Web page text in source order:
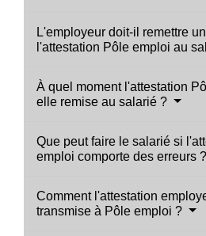
L'employeur doit-il remettre
l'attestation Pôle emploi au
À quel moment l'attestation
elle remise au salarié ?
Que peut faire le salarié si
emploi comporte des erreurs ?
Comment l'attestation
transmise à Pôle emploi ?